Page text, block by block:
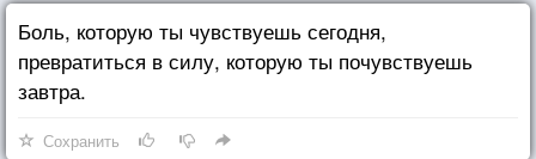
Боль, которую ты чувствуешь сегодня,
превратиться в силу, которую ты почувствуешь
завтра.
Сохранить